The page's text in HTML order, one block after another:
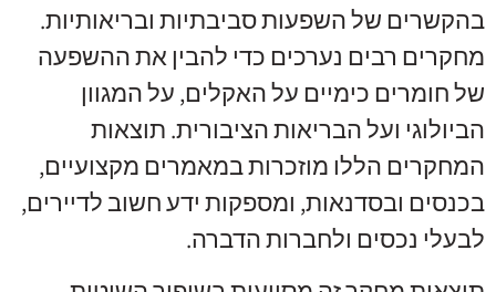
בהקשרים של השפעות סביבתיות ובריאותיות.
מחקרים רבים נערכים כדי להבין את ההשפעה
של חומרים כימיים על האקלים, על המגוון
הביולוגי ועל הבריאות הציבורית. תוצאות
המחקרים הללו מוזכרות במאמרים מקצועיים,
בכנסים ובסדנאות, ומספקות ידע חשוב לדיירים,
לבעלי נכסים ולחברות הדברה.